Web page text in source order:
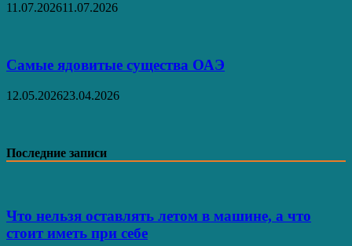
11.07.202611.07.2026
Самые ядовитые существа ОАЭ
12.05.202623.04.2026
Последние записи
Что нельзя оставлять летом в машине, а что
стоит иметь при себе